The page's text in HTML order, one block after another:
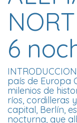
6
país de Europa
milenios de
ríos, cordilleras
capital, Berlín,
nocturna, que